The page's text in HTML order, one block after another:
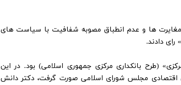
مغایرت ها و عدم انطباق مصوبه شفافیت با سیاست های
دادند.
(طرح بانکداری مرکزی جمهوری اسلامی) بود. در این
مجلس شورای اسلامی صورت گرفت، دکتر دانش